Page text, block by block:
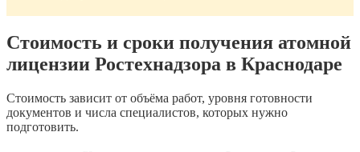
Стоимость и сроки получения атомной
лицензии Ростехнадзора в Краснодаре
Стоимость зависит от объёма работ, уровня готовности
документов и числа специалистов, которых нужно
подготовить.